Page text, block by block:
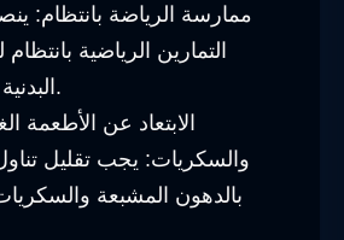
التمارين الرياضية
البدنية وحرق الدهون.
والسكريات: يجب تقليل
بالدهون المشبعة